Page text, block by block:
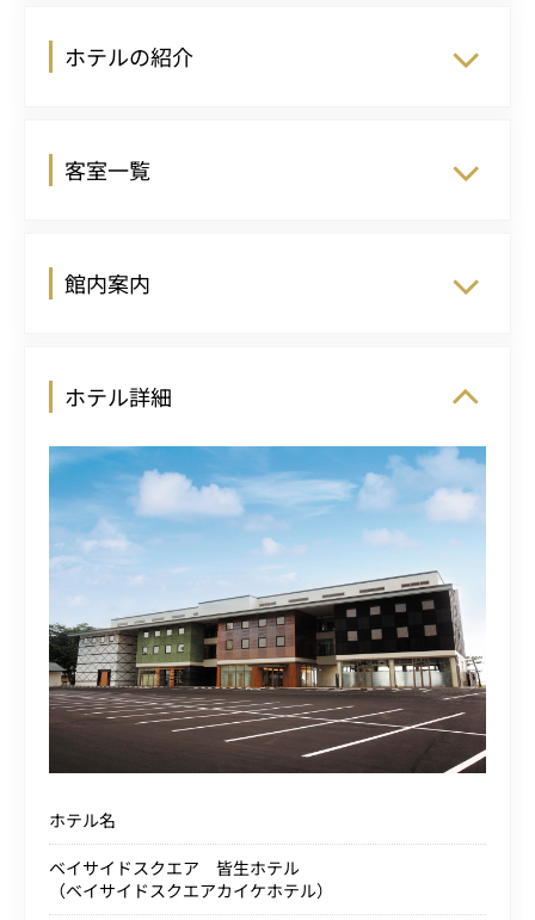
ホテルの紹介
客室一覧
館内案内
ホテル詳細
ホテル名
ベイサイドスクエア 皆生ホテル
（ベイサイドスクエアカイケホテル）